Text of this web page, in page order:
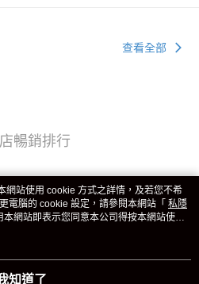
查看全部
暢銷排行
網站使用 cookie 方式之詳情，及若您不希
電腦的 cookie 設定，請參閱本網站「 私隱
網站即表示您同意本公司得按本網站使用
知道了